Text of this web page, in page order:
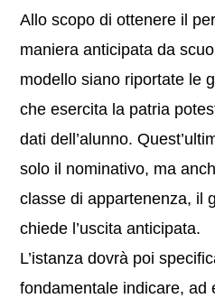
Allo scopo di ottenere il
maniera anticipata da
modello siano riportate le
che esercita la patria
dati dell’alunno.
solo il nominativo, ma
classe di appartenenza, il
chiede l’uscita anticipata.
L’istanza dovrà poi
fondamentale indicare, ad